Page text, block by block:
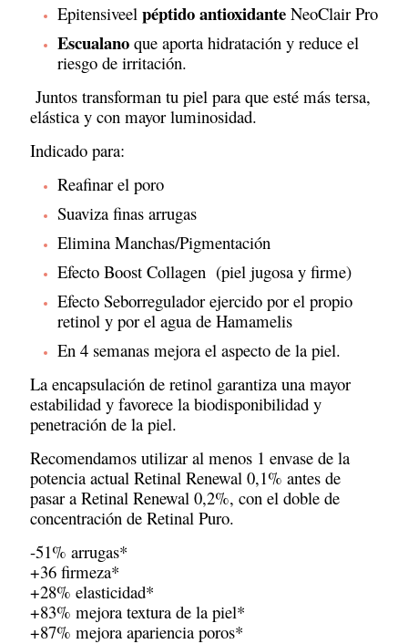
Epitensiveel péptido antioxidante NeoClair Pro
Escualano que aporta hidratación y reduce el
riesgo de irritación.
Juntos transforman tu piel para que esté más tersa,
elástica y con mayor luminosidad.
Indicado para:
Reafinar el poro
Suaviza finas arrugas
Elimina Manchas/Pigmentación
Efecto Boost Collagen (piel jugosa y firme)
Efecto Seborregulador ejercido por el propio
retinol y por el agua de Hamamelis
En 4 semanas mejora el aspecto de la piel.
La encapsulación de retinol garantiza una mayor
estabilidad y favorece la biodisponibilidad y
penetración de la piel.
Recomendamos utilizar al menos 1 envase de la
potencia actual Retinal Renewal 0,1% antes de
pasar a Retinal Renewal 0,2%, con el doble de
concentración de Retinal Puro.
-51% arrugas*
+36 firmeza*
+28% elasticidad*
+83% mejora textura de la piel*
+87% mejora apariencia poros*